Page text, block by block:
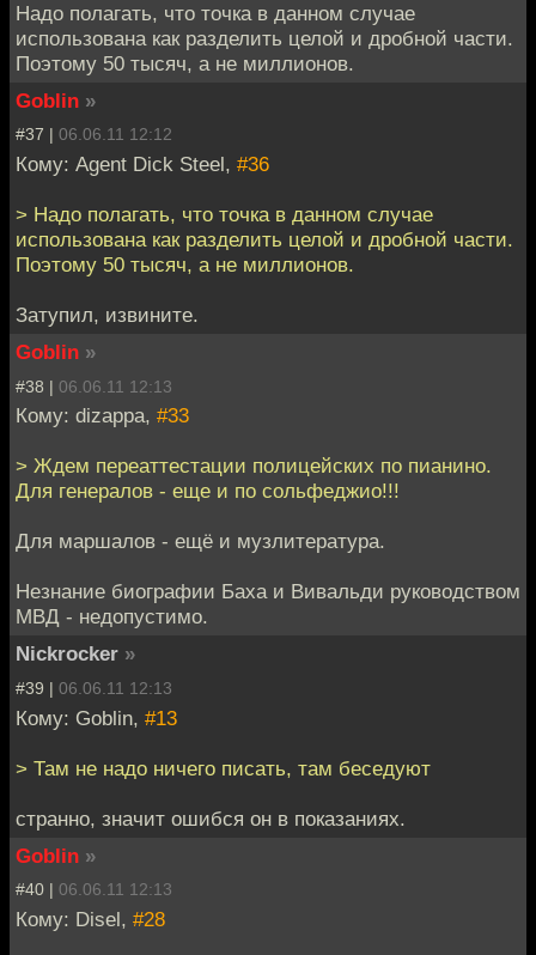
Надо полагать, что точка в данном случае
использована как разделить целой и дробной части.
Поэтому 50 тысяч, а не миллионов.
Goblin »
#37 | 06.06.11 12:12
Кому: Agent Dick Steel, #36
> Надо полагать, что точка в данном случае
использована как разделить целой и дробной части.
Поэтому 50 тысяч, а не миллионов.
Затупил, извините.
Goblin »
#38 | 06.06.11 12:13
Кому: dizappa, #33
> Ждем переаттестации полицейских по пианино.
Для генералов - еще и по сольфеджио!!!
Для маршалов - ещё и музлитература.
Незнание биографии Баха и Вивальди руководством
МВД - недопустимо.
Nickrocker »
#39 | 06.06.11 12:13
Кому: Goblin, #13
> Там не надо ничего писать, там беседуют
странно, значит ошибся он в показаниях.
Goblin »
#40 | 06.06.11 12:13
Кому: Disel, #28